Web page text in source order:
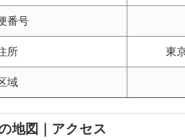
番号
所 東
域
地図｜アクセス